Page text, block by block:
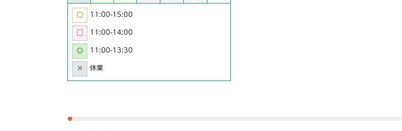
○ 11:00-15:00
11:00-14:00
◎ 11:00-13:30
× 休業